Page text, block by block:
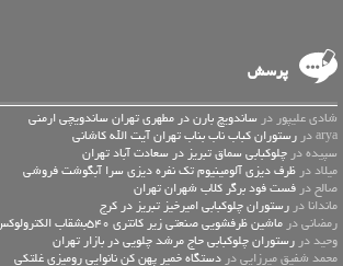
پرسش
شادی علیپور در ساندویچ بارن در مطهری تهران ساندویچی ارمنی
arya در
رستوران کباب ناب بناب تهران آیت الله کاشانی
سپیده در چلوکبابی سماق تبریز در سعادت آباد تهران
میلاد در ظرف دیزی آلومینیوم تک نفره دیزی سرا آبگوشت فروشی
صالح در فست فود برگر کلاب شهران تهران
ماندانا در رستوران چلوکبابی امیرخیز تبریز در کرج
رمضانی در ماشین ظرفشویی صنعتی زیر کانتری 540بشقاب الکترولوکس
وحید در رستوران چلوکبابی حاج مرشد چلویی در بازار تهران
محمد شفیق میرزایی در دستگاه خمیر پهن کن نانوایی رومیزی غلتکی